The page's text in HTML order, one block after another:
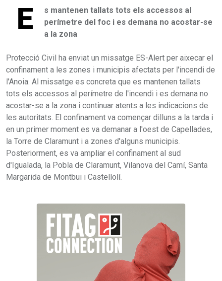
E
s mantenen tallats tots els accessos al
perímetre del foc i es demana no acostar-se
a la zona
Protecció Civil ha enviat un missatge ES-Alert per aixecar el
confinament a les zones i municipis afectats per l'incendi de
l'Anoia. Al missatge es concreta que es mantenen tallats
tots els accessos al perímetre de l'incendi i es demana no
acostar-se a la zona i continuar atents a les indicacions de
les autoritats. El confinament va començar dilluns a la tarda i
en un primer moment es va demanar a l'oest de Capellades,
la Torre de Claramunt i a zones d'alguns municipis.
Posteriorment, es va ampliar el confinament al sud
d'Igualada, la Pobla de Claramunt, Vilanova del Camí, Santa
Margarida de Montbui i Castellolí.